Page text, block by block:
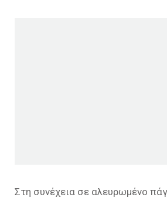
Στη συνέχεια σε αλευρωμένο